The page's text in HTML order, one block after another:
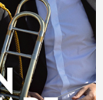
Cinewam City's 3